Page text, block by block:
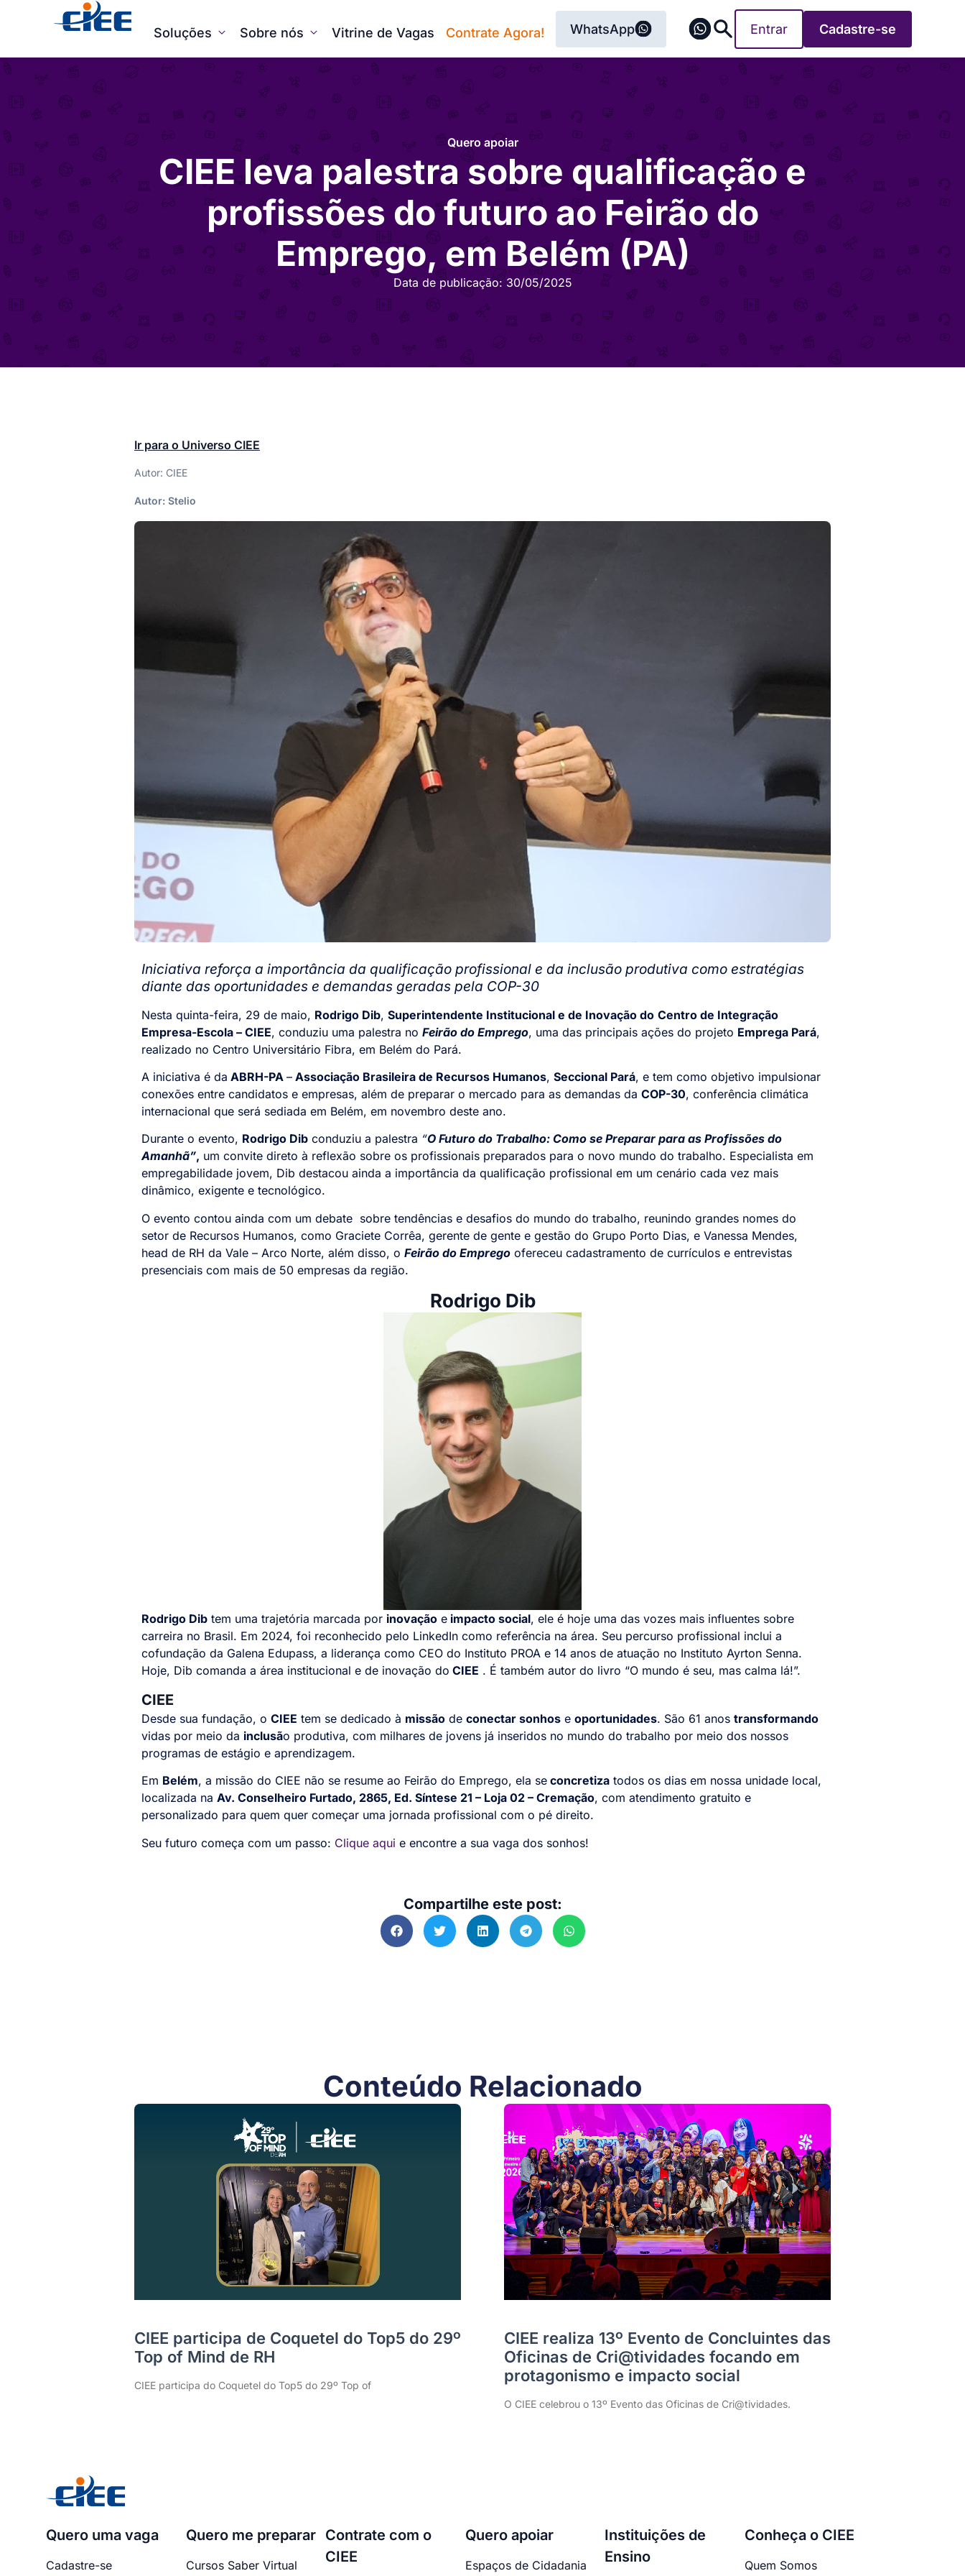
Soluções Sobre nós Vitrine de Vagas Contrate Agora! WhatsApp Entrar Cadastre-se
Quero apoiar
CIEE leva palestra sobre qualificação e
profissões do futuro ao Feirão do
Emprego, em Belém (PA)
Data de publicação: 30/05/2025
Ir para o Universo CIEE
Autor: CIEE
Autor: Stelio
Iniciativa reforça a importância da qualificação profissional e da inclusão produtiva como estratégias
diante das oportunidades e demandas geradas pela COP-30
Nesta quinta-feira, 29 de maio, Rodrigo Dib, Superintendente Institucional e de Inovação do Centro de Integração
Empresa-Escola – CIEE, conduziu uma palestra no Feirão do Emprego, uma das principais ações do projeto Emprega Pará,
realizado no Centro Universitário Fibra, em Belém do Pará.
A iniciativa é da ABRH-PA – Associação Brasileira de Recursos Humanos, Seccional Pará, e tem como objetivo impulsionar
conexões entre candidatos e empresas, além de preparar o mercado para as demandas da COP-30, conferência climática
internacional que será sediada em Belém, em novembro deste ano.
Durante o evento, Rodrigo Dib conduziu a palestra “O Futuro do Trabalho: Como se Preparar para as Profissões do
Amanhã”, um convite direto à reflexão sobre os profissionais preparados para o novo mundo do trabalho. Especialista em
empregabilidade jovem, Dib destacou ainda a importância da qualificação profissional em um cenário cada vez mais
dinâmico, exigente e tecnológico.
O evento contou ainda com um debate sobre tendências e desafios do mundo do trabalho, reunindo grandes nomes do
setor de Recursos Humanos, como Graciete Corrêa, gerente de gente e gestão do Grupo Porto Dias, e Vanessa Mendes,
head de RH da Vale – Arco Norte, além disso, o Feirão do Emprego ofereceu cadastramento de currículos e entrevistas
presenciais com mais de 50 empresas da região.
Rodrigo Dib
Rodrigo Dib tem uma trajetória marcada por inovação e impacto social, ele é hoje uma das vozes mais influentes sobre
carreira no Brasil. Em 2024, foi reconhecido pelo LinkedIn como referência na área. Seu percurso profissional inclui a
cofundação da Galena Edupass, a liderança como CEO do Instituto PROA e 14 anos de atuação no Instituto Ayrton Senna.
Hoje, Dib comanda a área institucional e de inovação do CIEE . É também autor do livro “O mundo é seu, mas calma lá!”.
CIEE
Desde sua fundação, o CIEE tem se dedicado à missão de conectar sonhos e oportunidades. São 61 anos transformando
vidas por meio da inclusão produtiva, com milhares de jovens já inseridos no mundo do trabalho por meio dos nossos
programas de estágio e aprendizagem.
Em Belém, a missão do CIEE não se resume ao Feirão do Emprego, ela se concretiza todos os dias em nossa unidade local,
localizada na Av. Conselheiro Furtado, 2865, Ed. Síntese 21 – Loja 02 – Cremação, com atendimento gratuito e
personalizado para quem quer começar uma jornada profissional com o pé direito.
Seu futuro começa com um passo: Clique aqui e encontre a sua vaga dos sonhos!
Compartilhe este post:
Conteúdo Relacionado
CIEE participa de Coquetel do Top5 do 29º
Top of Mind de RH
CIEE participa do Coquetel do Top5 do 29º Top of
CIEE realiza 13º Evento de Concluintes das
Oficinas de Cri@tividades focando em
protagonismo e impacto social
O CIEE celebrou o 13º Evento das Oficinas de Cri@tividades.
Quero uma vaga
Cadastre-se
Quero me preparar
Cursos Saber Virtual
Contrate com o
CIEE
Quero apoiar
Espaços de Cidadania
Instituições de
Ensino
Conheça o CIEE
Quem Somos